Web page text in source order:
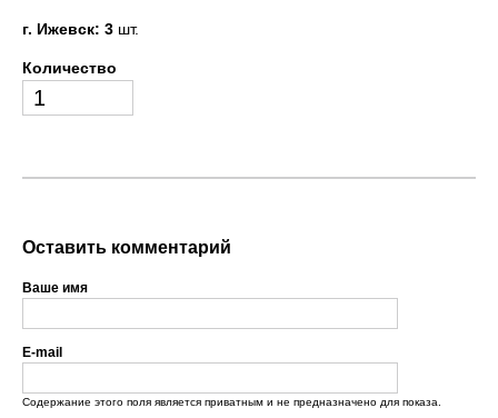
г. Ижевск: 3 шт.
Количество
Оставить комментарий
Ваше имя
E-mail
Содержание этого поля является приватным и не предназначено для показа.